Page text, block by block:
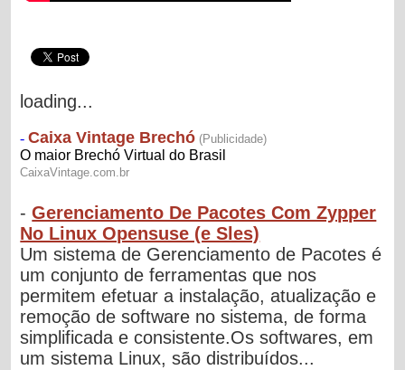
loading...
-Gerenciamento De Pacotes Com Zypper
No Linux Opensuse (e Sles)
Um sistema de Gerenciamento de Pacotes é
um conjunto de ferramentas que nos
permitem efetuar a instalação, atualização e
remoção de software no sistema, de forma
simplificada e consistente.Os softwares, em
um sistema Linux, são distribuídos...